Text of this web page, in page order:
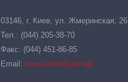
03146, г. Киев, ул. Жмеринская, 26
Тел.: (044) 205-38-70
Факс: (044) 451-86-85
Email: hansa-flex@ukr.net